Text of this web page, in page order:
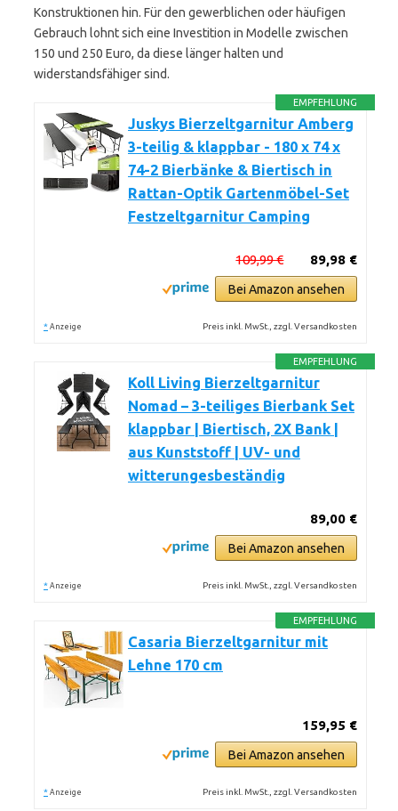
Konstruktionen hin. Für den gewerblichen oder häufigen
Gebrauch lohnt sich eine Investition in Modelle zwischen
150 und 250 Euro, da diese länger halten und
widerstandsfähiger sind.
EMPFEHLUNG
Juskys Bierzeltgarnitur Amberg
3-teilig & klappbar - 180 x 74 x
74-2 Bierbänke & Biertisch in
Rattan-Optik Gartenmöbel-Set
Festzeltgarnitur Camping
89,98 €
109,99 €
Bei Amazon ansehen
* Anzeige Preis inkl. MwSt., zzgl. Versandkosten
EMPFEHLUNG
Koll Living Bierzeltgarnitur
Nomad – 3-teiliges Bierbank Set
klappbar | Biertisch, 2X Bank |
aus Kunststoff | UV- und
witterungesbeständig
89,00 €
Bei Amazon ansehen
* Anzeige Preis inkl. MwSt., zzgl. Versandkosten
EMPFEHLUNG
Casaria Bierzeltgarnitur mit
Lehne 170 cm
159,95 €
Bei Amazon ansehen
* Anzeige Preis inkl. MwSt., zzgl. Versandkosten